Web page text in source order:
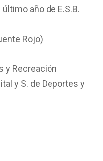
año de E.S.B.
Rojo)
y Recreación
y S. de Deportes y